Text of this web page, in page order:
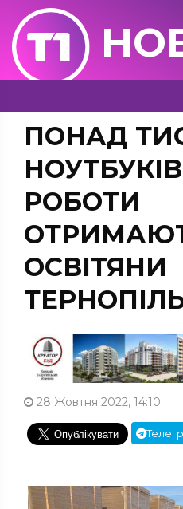
ПОНАД
РОБОТИ
ОСВІТЯНИ
28 Жовтня 2022, 14:10